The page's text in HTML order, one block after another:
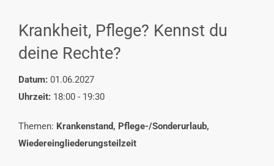
NEWS
RECHT
Krankheit, Pflege? Kennst du
deine Rechte?
Datum: 01.06.2027
Uhrzeit: 18:00 - 19:30
Themen: Krankenstand, Pflege-/Sonderurlaub,
Wiedereingliederungsteilzeit